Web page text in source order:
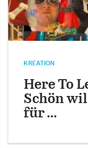
KREATION
Here To
Schön
für …